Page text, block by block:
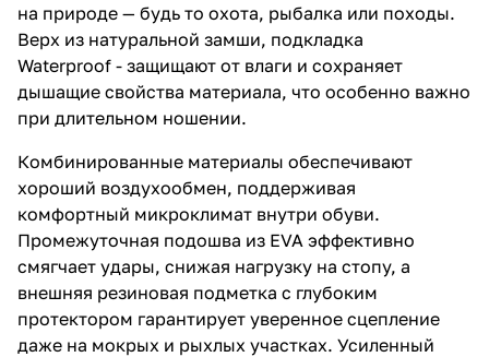
на природе — будь то охота, рыбалка или походы.
Верх из натуральной замши, подкладка
Waterproof - защищают от влаги и сохраняет
дышащие свойства материала, что особенно важно
при длительном ношении.
Комбинированные материалы обеспечивают
хороший воздухообмен, поддерживая
комфортный микроклимат внутри обуви.
Промежуточная подошва из EVA эффективно
смягчает удары, снижая нагрузку на стопу, а
внешняя резиновая подметка с глубоким
протектором гарантирует уверенное сцепление
даже на мокрых и рыхлых участках. Усиленный